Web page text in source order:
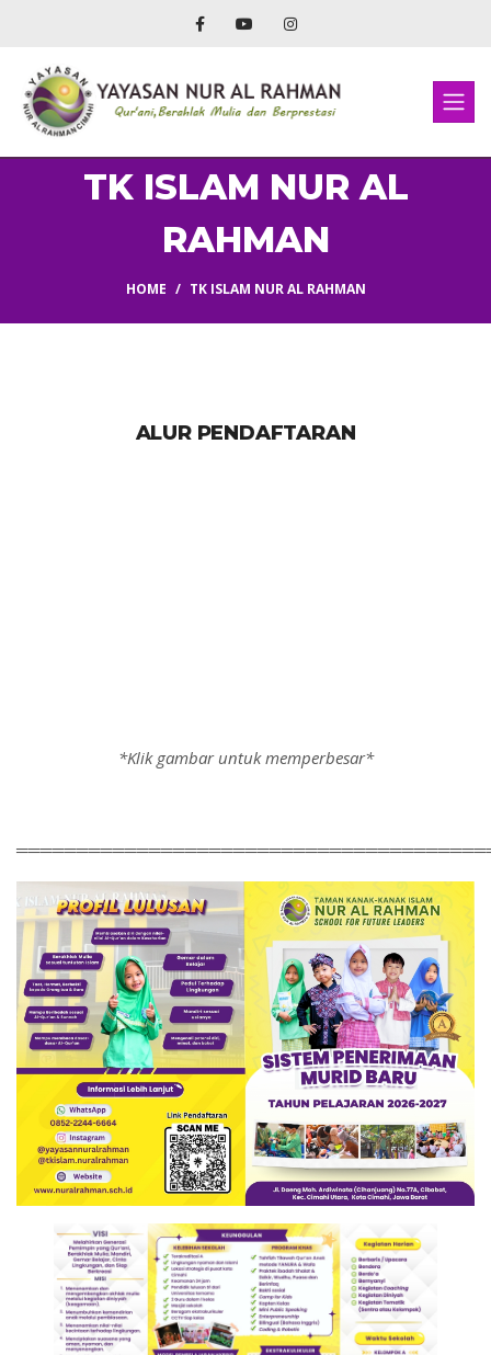
TK ISLAM NUR AL
RAHMAN
HOME TK ISLAM NUR AL RAHMAN
ALUR PENDAFTARAN
*Klik gambar untuk memperbesar*